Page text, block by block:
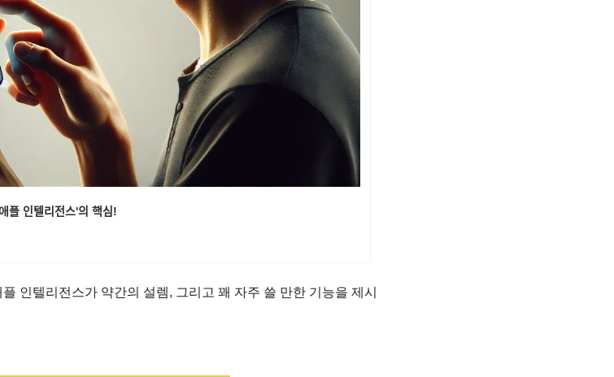
인텔리전스'의 핵심!
인텔리전스가 약간의 설렘, 그리고 꽤 자주 쓸 만한 기능을 제시